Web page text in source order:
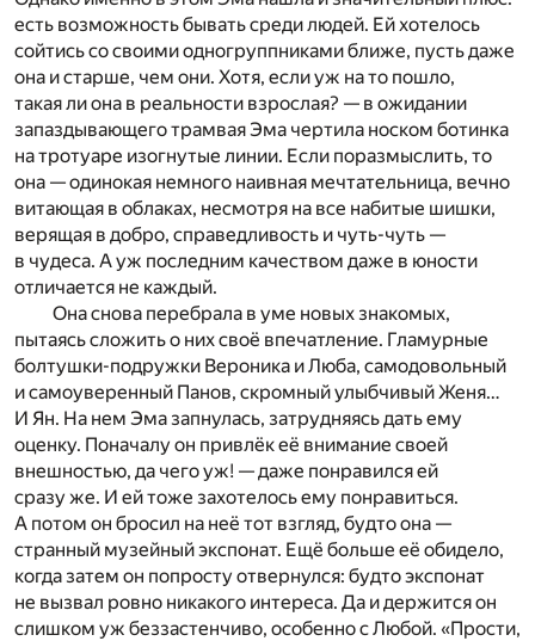
есть возможность бывать среди людей. Ей хотелось
сойтись со своими одногруппниками ближе, пусть даже
она и старше, чем они. Хотя, если уж на то пошло,
такая ли она в реальности взрослая? — в ожидании
запаздывающего трамвая Эма чертила носком ботинка
на тротуаре изогнутые линии. Если поразмыслить, то
она — одинокая немного наивная мечтательница, вечно
витающая в облаках, несмотря на все набитые шишки,
верящая в добро, справедливость и чуть-чуть —
в чудеса. А уж последним качеством даже в юности
отличается не каждый.
Она снова перебрала в уме новых знакомых,
пытаясь сложить о них своё впечатление. Гламурные
болтушки-подружки Вероника и Люба, самодовольный
и самоуверенный Панов, скромный улыбчивый Женя…
И Ян. На нем Эма запнулась, затрудняясь дать ему
оценку. Поначалу он привлёк её внимание своей
внешностью, да чего уж! — даже понравился ей
сразу же. И ей тоже захотелось ему понравиться.
А потом он бросил на неё тот взгляд, будто она —
странный музейный экспонат. Ещё больше её обидело,
когда затем он попросту отвернулся: будто экспонат
не вызвал ровно никакого интереса. Да и держится он
слишком уж беззастенчиво, особенно с Любой. «Прости,